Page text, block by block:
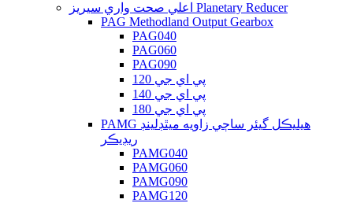
اعلي صحت واري سيريز Planetary Reducer
PAG Methodland Output Gearbox
PAG040
PAG060
PAG090
پي اي جي 120
پي اي جي 140
پي اي جي 180
PAMG هيليڪل گيئر ساڄي زاويه ميٿڊلينڊ
ريڊيڪر
PAMG040
PAMG060
PAMG090
PAMG120